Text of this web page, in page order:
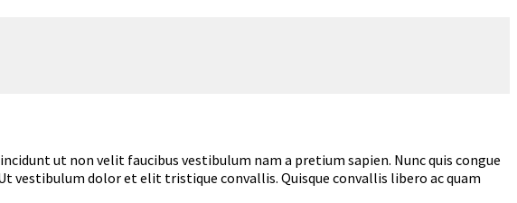
ut non velit faucibus vestibulum nam a pretium sapien. Nunc quis congue
vestibulum dolor et elit tristique convallis. Quisque convallis libero ac quam